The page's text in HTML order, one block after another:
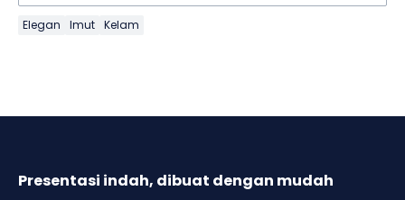
Elegan Imut Kelam
Presentasi indah, dibuat dengan mudah